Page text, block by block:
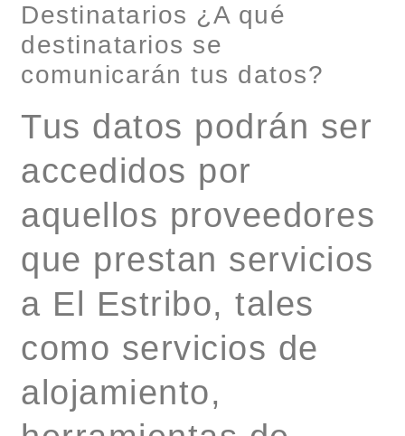
Destinatarios ¿A qué
destinatarios se
comunicarán tus datos?
Tus datos podrán ser
accedidos por
aquellos proveedores
que prestan servicios
a El Estribo, tales
como servicios de
alojamiento,